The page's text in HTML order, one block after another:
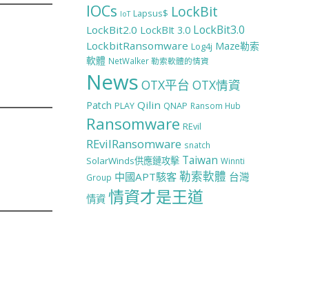
IOCs IoT Lapsus$ LockBit
LockBit2.0 LockBIt 3.0 LockBit3.0
LockbitRansomware Log4j Maze勒索
軟體 NetWalker 勒索軟體的情資
News OTX平台 OTX情資
Patch PLAY Qilin QNAP Ransom Hub
Ransomware REvil
REvilRansomware snatch
SolarWinds供應鏈攻擊 Taiwan Winnti
Group 中國APT駭客 勒索軟體 台灣
情資 情資才是王道